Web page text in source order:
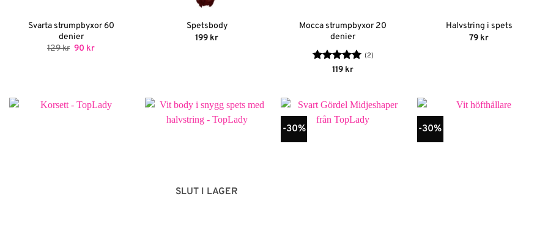
Svarta strumpbyxor 60
denier
129kr Det
90 krDet
Spetsbody
199 kr
Mocca strumpbyxor 20
denier
Betygsatt5
(2)
119 kr
Halvstring i spets
79 kr
SLUT I LAGER
-30% -30%